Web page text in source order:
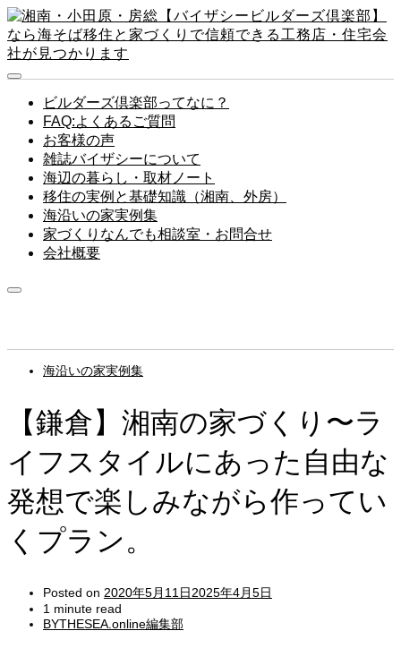
ビルダーズ倶楽部ってなに？
FAQ:よくあるご質問
お客様の声
雑誌バイザシーについて
海辺の暮らし・取材ノート
移住の実例と基礎知識（湘南、外房）
海沿いの家実例集
家づくりなんでも相談室・お問合せ
会社概要
海沿いの家実例集
【鎌倉】湘南の家づくり〜ラ
イフスタイルにあった自由な
発想で楽しみながら作ってい
くプラン。
Posted on 2020年5月11日2025年4月5日
1 minute read
BYTHESEA.online編集部